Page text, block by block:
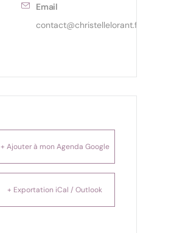
Email
contact@christellelorant.fr
+ Ajouter à mon Agenda Google
+ Exportation iCal / Outlook